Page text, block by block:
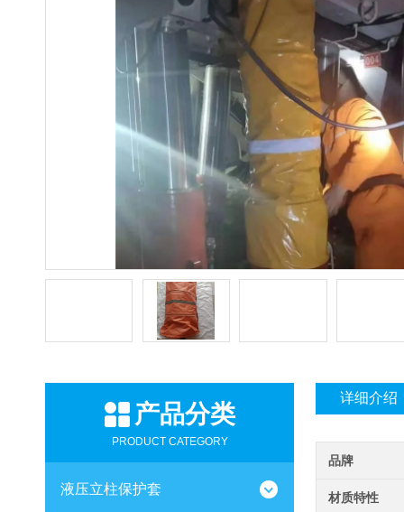
产品分类
PRODUCT CATEGORY
液压立柱保护套
详细介绍
品牌
材质特性